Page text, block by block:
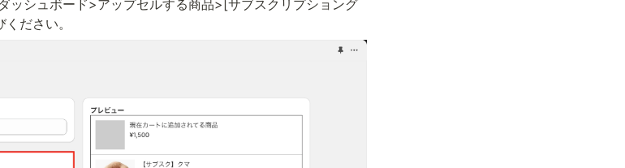
シュボード>アップセルする商品>[サブスクリプショング
ださい。